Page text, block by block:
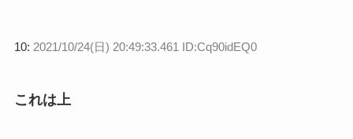
10: 2021/10/24(日) 20:49:33.461 ID:Cq90idEQ0
これは上